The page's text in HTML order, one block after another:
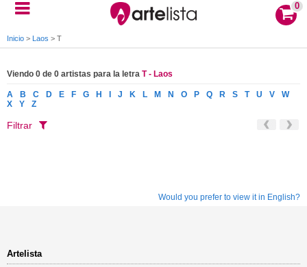
0
Inicio > Laos > T
Viendo 0 de 0 artistas para la letra T - Laos
A B C D E F G H J K L M N O P Q R S T U V
W
X
Y Z
Filtrar
Would you prefer to view it in English?
Artelista